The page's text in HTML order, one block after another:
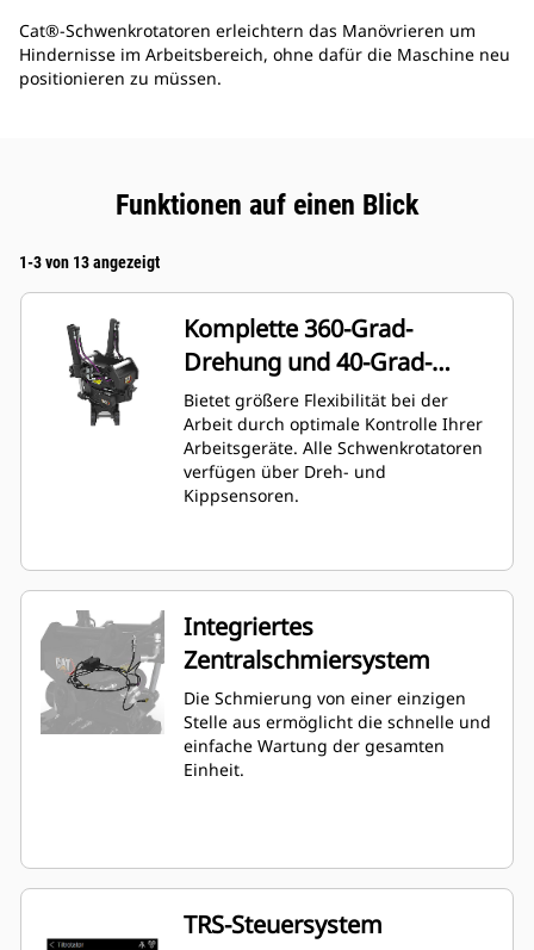
Cat®-Schwenkrotatoren erleichtern das Manövrieren um
Hindernisse im Arbeitsbereich, ohne dafür die Maschine neu
positionieren zu müssen.
Funktionen auf einen Blick
1-3 von 13 angezeigt
Komplette 360-Grad-
Drehung und 40-Grad-
Winkelstellung
Bietet größere Flexibilität bei der
Arbeit durch optimale Kontrolle Ihrer
Arbeitsgeräte. Alle Schwenkrotatoren
verfügen über Dreh- und
Kippsensoren.
Integriertes
Zentralschmiersystem
Die Schmierung von einer einzigen
Stelle aus ermöglicht die schnelle und
einfache Wartung der gesamten
Einheit.
TRS-Steuersystem